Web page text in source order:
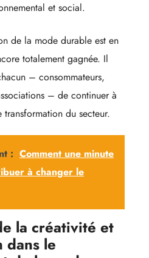
et social.
de la mode durable est en
totalement gagnée. Il
– consommateurs,
– de continuer à
du secteur.
: Comment une minute
à changer le
la créativité et
dans le